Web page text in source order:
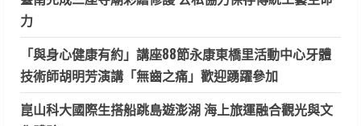
力
「與身心健康有約」講座88節永康東橋里活動中心牙體
技術師胡明芳演講「無齒之痛」歡迎踴躍參加
崑山科大國際生搭船跳島遊澎湖 海上旅運融合觀光與文